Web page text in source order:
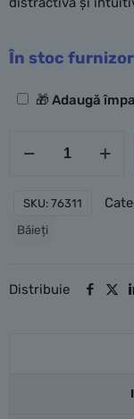
În stoc
Opțiuni🎁 Adaugă
Miles
vs.
SKU: 76311
Băieți
Distribuie